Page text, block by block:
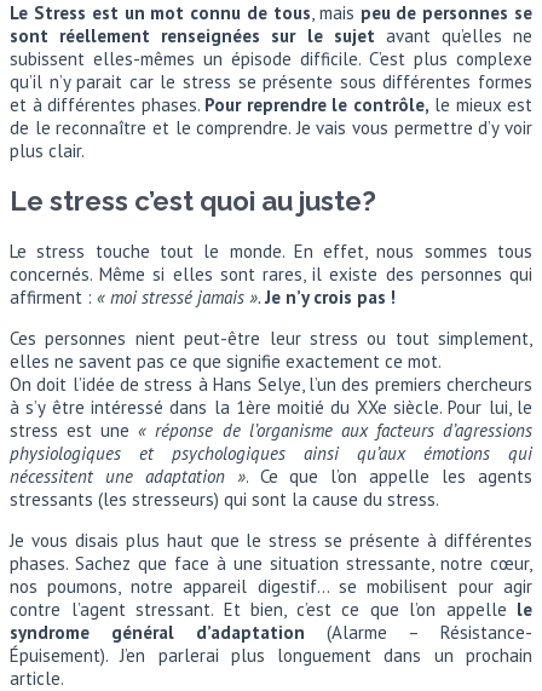
Le Stress est un mot connu de tous, mais peu de personnes se
sont réellement renseignées sur le sujetavant qu’elles ne
subissent elles-mêmes un épisode difficile. C’est plus complexe
qu’il n’y parait car le stress se présente sous différentes formes
et à différentes phases. Pour reprendre le contrôle, le mieux est
de le reconnaître et le comprendre. Je vais vous permettre d’y voir
plus clair.
Le stress c’est quoi au juste?
Le stress touche tout le monde. En effet, nous sommes tous
concernés. Même si elles sont rares, il existe des personnes qui
affirment : « moi stressé jamais ». Je n’y crois pas !
Ces personnes nient peut-être leur stress ou tout simplement,
elles ne savent pas ce que signifie exactement ce mot.
On doit l’idée de stress à Hans Selye, l’un des premiers chercheurs
à s’y être intéressé dans la 1ère moitié du XXe siècle. Pour lui, le
stress est une« réponse de l’organisme aux facteurs d’agressions
physiologiques et psychologiques ainsi qu’aux émotions qui
nécessitent une adaptation ». Ce que l’on appelle les agents
stressants (les stresseurs) qui sont la cause du stress.
Je vous disais plus haut que le stress se présente à différentes
phases. Sachez que face à une situation stressante, notre cœur,
nos poumons, notre appareil digestif… se mobilisent pour agir
contre l’agent stressant. Et bien, c’est ce que l’on appelle le
syndrome général d’adaptation (Alarme – Résistance-
Épuisement). J’en parlerai plus longuement dans un prochain
article.